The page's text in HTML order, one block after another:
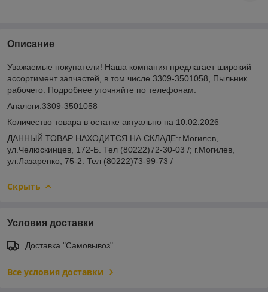
Описание
Уважаемые покупатели! Наша компания предлагает широкий
ассортимент запчастей, в том числе 3309-3501058, Пыльник
рабочего. Подробнее уточняйте по телефонам.
Аналоги:3309-3501058
Количество товара в остатке актуально на 10.02.2026
ДАННЫЙ ТОВАР НАХОДИТСЯ НА СКЛАДE:г.Могилев,
ул.Челюскинцев, 172-Б. Тел (80222)72-30-03 /; г.Могилев,
ул.Лазаренко, 75-2. Тел (80222)73-99-73 /
Скрыть
Условия доставки
Доставка "Самовывоз"
Все условия доставки